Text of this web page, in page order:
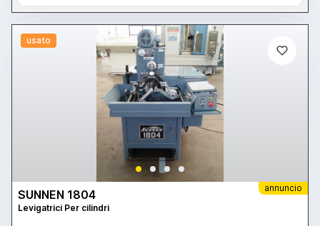
usato
annuncio
SUNNEN 1804
Levigatrici Per cilindri